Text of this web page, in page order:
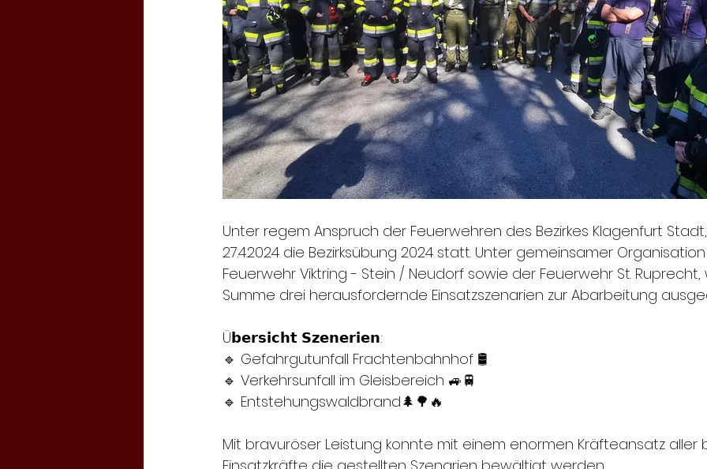
Unter regem Anspruch der Feuerwehren des Bezirkes Klagenfurt
27.4.2024 die Bezirksübung 2024 statt. Unter gemeinsamer
Feuerwehr Viktring - Stein / Neudorf sowie der Feuerwehr St. Ruprecht,
Summe drei herausfordernde Einsatzszenarien zur Abarbeitung
Ü𝗯𝗲𝗿𝘀𝗶𝗰𝗵𝘁 𝗦𝘇𝗲𝗻𝗲𝗿𝗶𝗲𝗻:
🔹 Gefahrgutunfall Frachtenbahnhof 🛢️
🔹 Verkehrsunfall im Gleisbereich 🚙🚆
🔹 Entstehungswaldbrand🌲🌳🔥
Mit bravuröser Leistung konnte mit einem enormen Kräfteansatz aller